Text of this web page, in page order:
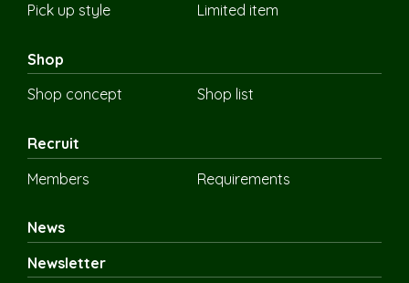
Pick up style
Limited item
Shop
Shop concept
Shop list
Recruit
Members
Requirements
News
Newsletter